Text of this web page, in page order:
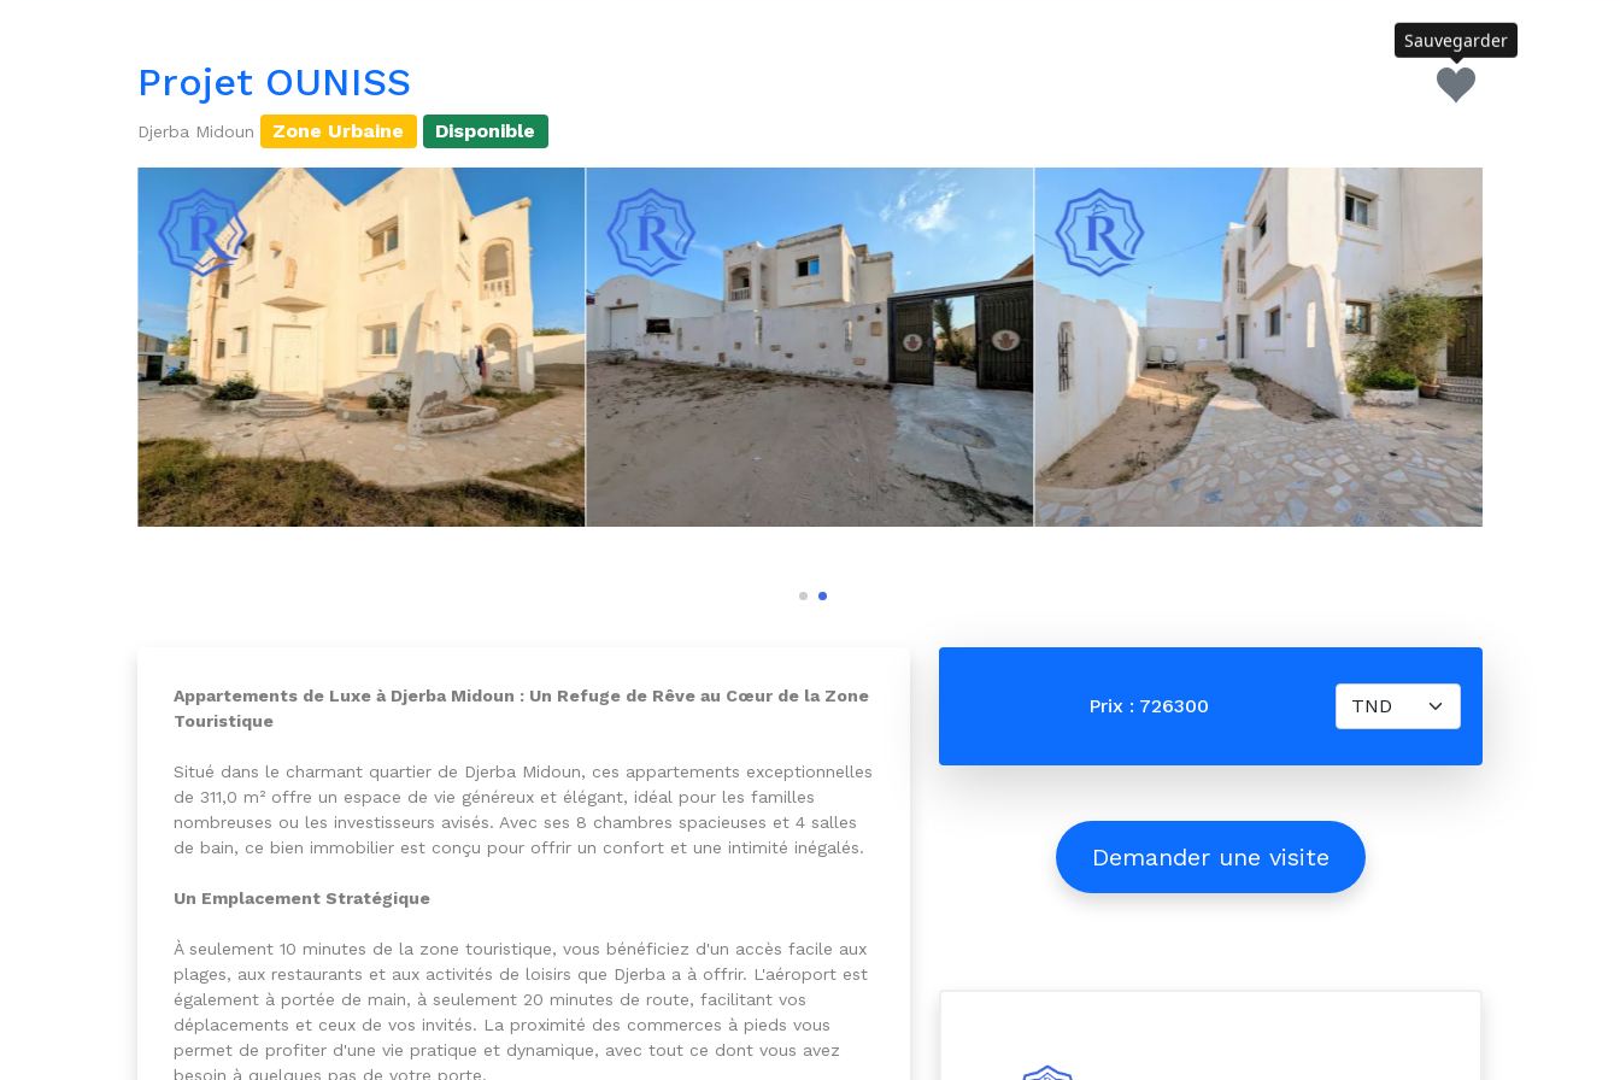
Projet OUNISS
Djerba Midoun Zone Urbaine Disponible
Appartements de Luxe à Djerba Midoun : Un Refuge de Rêve au Cœur de la Zone
Touristique
Situé dans le charmant quartier de Djerba Midoun, ces appartements exceptionnelles
de 311,0 m² offre un espace de vie généreux et élégant, idéal pour les familles
nombreuses ou les investisseurs avisés. Avec ses 8 chambres spacieuses et 4 salles
de bain, ce bien immobilier est conçu pour offrir un confort et une intimité inégalés.
Un Emplacement Stratégique
À seulement 10 minutes de la zone touristique, vous bénéficiez d'un accès facile aux
plages, aux restaurants et aux activités de loisirs que Djerba a à offrir. L'aéroport est
également à portée de main, à seulement 20 minutes de route, facilitant vos
déplacements et ceux de vos invités. La proximité des commerces à pieds vous
permet de profiter d'une vie pratique et dynamique, avec tout ce dont vous avez
besoin à quelques pas de votre porte.
Prix : 726300
Demander une visite
Sauvegarder